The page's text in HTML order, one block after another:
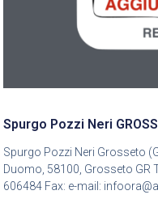
Spurgo Pozzi Neri
Spurgo Pozzi Neri Grosseto
Duomo, 58100, Grosseto GR
606484 Fax: e-mail: